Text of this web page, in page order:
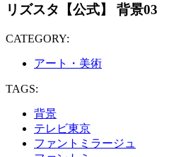
リズスタ【公式】 背景03
CATEGORY:
アート・美術
TAGS:
背景
テレビ東京
ファントミラージュ